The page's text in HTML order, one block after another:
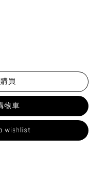
買
物車
wishlist